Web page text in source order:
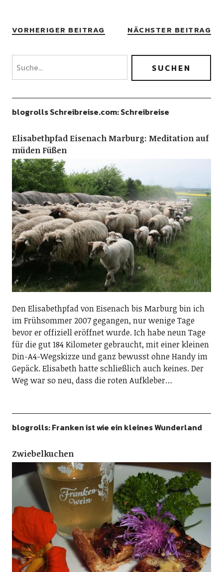
VORHERIGER BEITRAG NÄCHSTER BEITRAG
blogrolls Schreibreise.com: Schreibreise
Elisabethpfad Eisenach Marburg: Meditation auf
müden Füßen
Den Elisabethpfad von Eisenach bis Marburg bin ich
im Frühsommer 2007 gegangen, nur wenige Tage
bevor er offiziell eröffnet wurde. Ich habe neun Tage
für die gut 184 Kilometer gebraucht, mit einer kleinen
Din-A4-Wegskizze und ganz bewusst ohne Handy im
Gepäck. Elisabeth hatte schließlich auch keines. Der
Weg war so neu, dass die roten Aufkleber…
blogrolls: Franken ist wie ein kleines Wunderland
Zwiebelkuchen